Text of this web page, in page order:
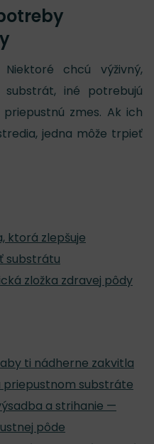
chcú výživný,
iné potrebujú
zmes. Ak ich
jedna môže trpieť
ktorá zlepšuje
substrátu
zložka zdravej pôdy
ti nádherne zakvitla
substráte
a strihanie —
pôde